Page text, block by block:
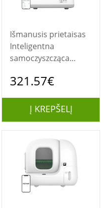
Išmanusis prietaisas
Inteligentna
samoczyszcząca
kota UBPet C10 Pro
321.57€
Į KREPŠELĮ